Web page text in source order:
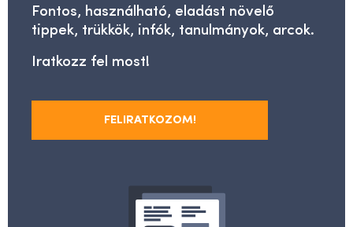
Fontos, használható, eladást növelő
tippek, trükkök, infók, tanulmányok, arcok.
Iratkozz fel most!
FELIRATKOZOM!